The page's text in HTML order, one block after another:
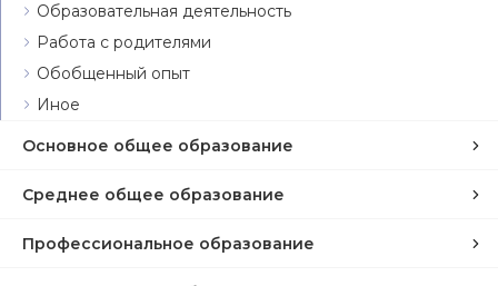
Образовательная деятельность
Работа с родителями
Обобщенный опыт
Иное
Основное общее образование
Среднее общее образование
Профессиональное образование